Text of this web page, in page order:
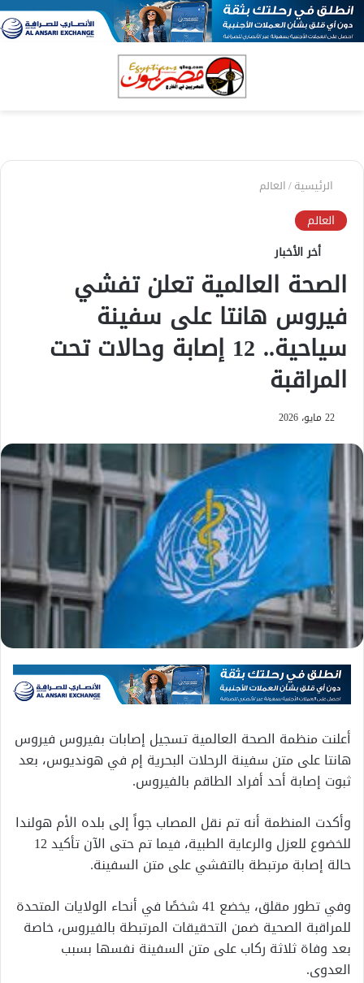
الرئيسية/العالم
العالم
أخر الأخبار
الصحة العالمية تعلن تفشي
فيروس هانتا على سفينة
سياحية.. 12 إصابة وحالات تحت
المراقبة
22 مايو، 2026
أعلنت منظمة الصحة العالمية تسجيل إصابات بفيروس فيروس
هانتا على متن سفينة الرحلات البحرية إم في هونديوس، بعد
ثبوت إصابة أحد أفراد الطاقم بالفيروس.
وأكدت المنظمة أنه تم نقل المصاب جواً إلى بلده الأم هولندا
للخضوع للعزل والرعاية الطبية، فيما تم حتى الآن تأكيد 12
حالة إصابة مرتبطة بالتفشي على متن السفينة.
وفي تطور مقلق، يخضع 41 شخصًا في أنحاء الولايات المتحدة
للمراقبة الصحية ضمن التحقيقات المرتبطة بالفيروس، خاصة
بعد وفاة ثلاثة ركاب على متن السفينة نفسها بسبب
العدوى.